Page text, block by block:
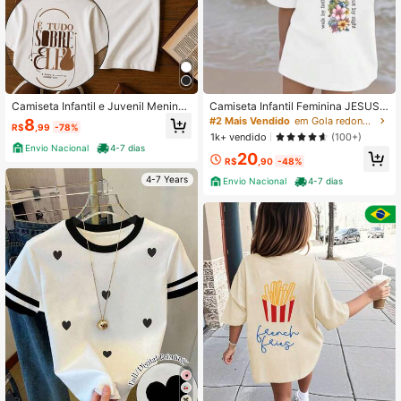
4,84 3.9K Seguidores
4,84 3.9K Seguidores
Camiseta Infantil e Juvenil Menino
e Menina Gospel Tudo sobre ele 2 a
o 16 anos Jesus
R$8 ,99 -78%
Envio Nacional
4-7 dias
4-7 Years
Camiseta Infantil Feminina JESUS
CRUZ Malha Premium 100% Algod
ão Todas Ocasião Manga Curta Est
ampa Lançamento
#2 Mais Vendido
em Gola redonda Camisetas para meninas
1k+ vendido
(100+)
R$20,90 -48%
Envio Nacional
4-7 dias